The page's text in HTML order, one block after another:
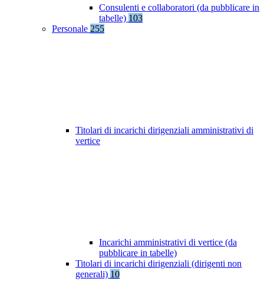
Consulenti e collaboratori (da pubblicare in
tabelle) 103
Personale 255
Titolari di incarichi dirigenziali amministrativi di
vertice
Incarichi amministrativi di vertice (da
pubblicare in tabelle)
Titolari di incarichi dirigenziali (dirigenti non
generali) 10